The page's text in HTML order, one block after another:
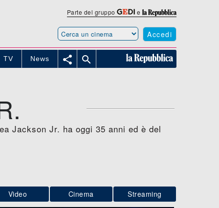
Parte del gruppo e
Accedi
TV News  
Jackson Jr. ha oggi 35 anni ed è del
Video Cinema Streaming